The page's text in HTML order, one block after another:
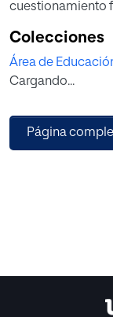
cuestionamiento
posibilidad
la persona la
misma acerca de
redescubrimiento
filosófica que de
filosofía,
la que los
Colecciones
Área de
Cargando...
Página